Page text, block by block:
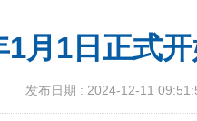
1月1日正式
发布日期 : 2024-12-11